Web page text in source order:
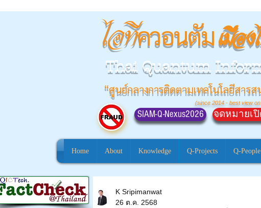
ไอทีควอนตัมเมือง
Thai Quantum
“ศูนย์กลางการติดตามเทคโนโลยีสารส
(since 2014 - best view
จดหมายเ
SIAM-Q-Nexus2026
Home About Knowledge Q-Projects Q-People
K Sripimanwat
26 ต.ค. 2568